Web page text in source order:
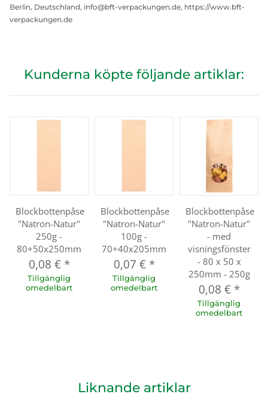
Berlin, Deutschland, info@bft-verpackungen.de, https://www.bft-
verpackungen.de
Kunderna köpte följande artiklar:
Blockbottenpåse
"Natron-Natur"
250g -
80+50x250mm
0,08 € *
Tillgänglig
omedelbart
Blockbottenpåse
"Natron-Natur"
100g -
70+40x205mm
0,07 € *
Tillgänglig
omedelbart
Blockbottenpåse
"Natron-Natur"
- med
visningsfönster
- 80 x 50 x
250mm - 250g
0,08 € *
Tillgänglig
omedelbart
Liknande artiklar